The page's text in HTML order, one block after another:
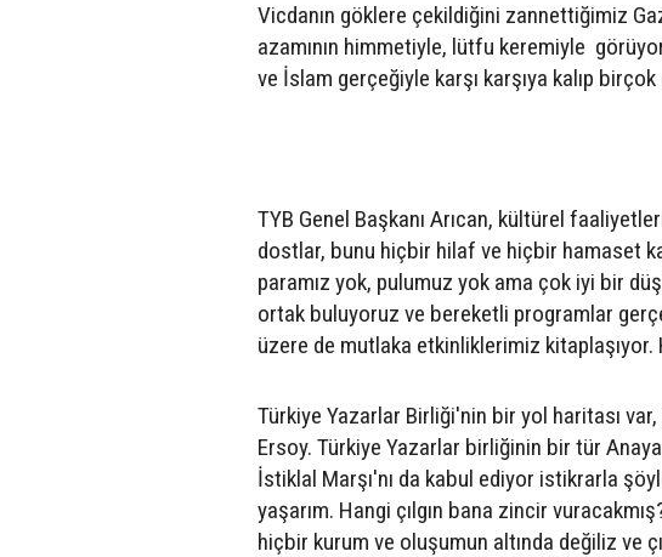
Vicdanın göklere çekildiğini zannettiğimiz
azamının himmetiyle, lütfu keremiyle
ve İslam gerçeğiyle karşı karşıya kalıp
TYB Genel Başkanı Arıcan, kültürel
dostlar, bunu hiçbir hilaf ve hiçbir hamaset
paramız yok, pulumuz yok ama çok iyi bir
ortak buluyoruz ve bereketli programlar
üzere de mutlaka etkinliklerimiz
Türkiye Yazarlar Birliği'nin bir yol haritası
Ersoy. Türkiye Yazarlar birliğinin bir tür
İstiklal Marşı'nı da kabul ediyor istikrarla
yaşarım. Hangi çılgın bana zincir
hiçbir kurum ve oluşumun altında değiliz ve